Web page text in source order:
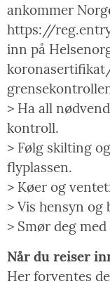
ankommer
https://
inn på
> Ha all
kontroll.
> Følg skilting
flyplassen.
> Køer og
> Vis hensyn
> Smør deg
Når du reiser
Her forventes